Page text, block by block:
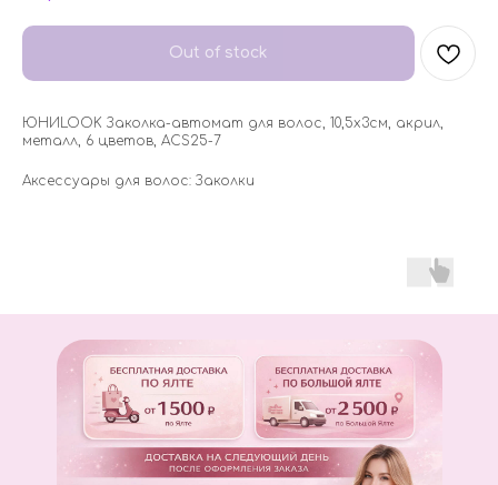
Out of stock
ЮНИLOOK Заколка-автомат для волос, 10,5х3см, акрил,
металл, 6 цветов, ACS25-7
Аксессуары для волос: Заколки